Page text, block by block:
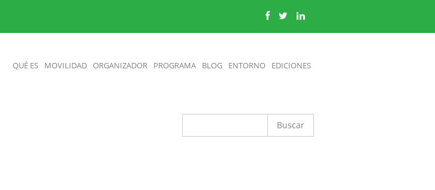
QUÉ ES MOVILIDAD ORGANIZADOR PROGRAMA BLOG ENTORNO EDICIONES